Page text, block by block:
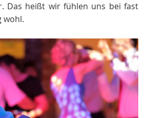
Das heißt wir fühlen uns bei fast
wohl.